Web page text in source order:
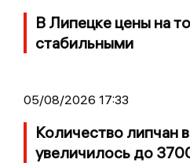
В Липецке цены на
стабильными
05/08/2026 17:33
Количество липчан
увеличилось до